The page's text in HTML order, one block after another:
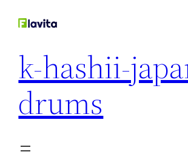
k-hashii-
drums